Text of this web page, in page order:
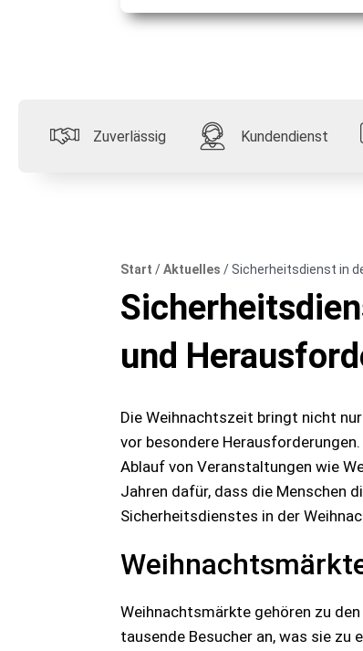
Zuverlässig Kundendienst
Start /Aktuelles / Sicherheitsdienst in
und
Die Weihnachtszeit bringt nicht
vor besondere
Ablauf von Veranstaltungen wie
Jahren dafür, dass die Menschen
Sicherheitsdienstes in der
Weihnachtsmärkte gehören zu
tausende Besucher an, was sie